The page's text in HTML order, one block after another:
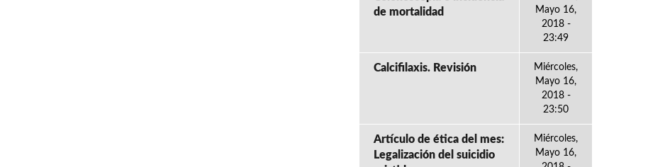
de mortalidad
Mayo 16,
2018 -
23:49
Calcifilaxis. Revisión
Miércoles,
Mayo 16,
2018 -
23:50
Artículo de ética del mes:
Legalización del suicidio
Miércoles,
Mayo 16,